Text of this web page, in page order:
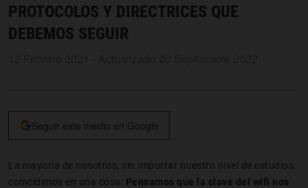
PROTOCOLOS Y DIRECTRICES QUE
DEBEMOS SEGUIR
Seguir este medio en Google
La mayoría de nosotros, sin importar nuestro nivel de estudios,
coincidimos en una cosa: Pensamos que la clave del wifi nos